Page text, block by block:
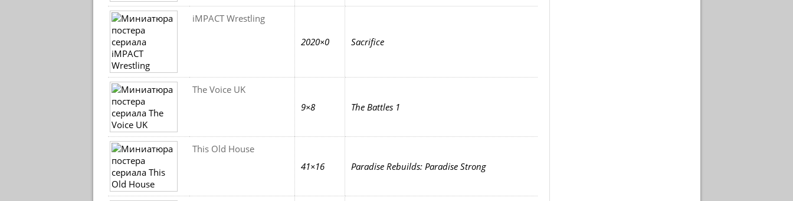
iMPACT Wrestling
2020×0
Sacrifice
The Voice UK
9×8
The Battles 1
This Old House
41×16
Paradise Rebuilds: Paradise Strong